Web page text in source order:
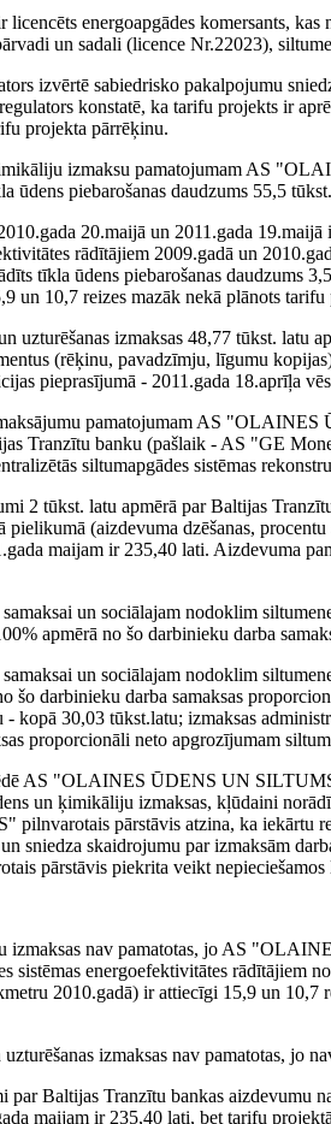
energoapgādes komersants, kas
un sadali (licence Nr.22023),
izvērtē sabiedrisko pakalpojumu
konstatē, ka tarifu projekts ir
projekta pārrēķinu.
izmaksu pamatojumam AS
ūdens piebarošanas daudzums 55,5
20.maijā un 2011.gada 19.maijā
rādītājiem 2009.gadā un
tīkla ūdens piebarošanas daudzums
un 10,7 reizes mazāk nekā plānots tarifu
uzturēšanas izmaksas 48,77 tūkst.
(rēķinu, pavadzīmju, līgumu
pieprasījumā - 2011.gada 18.aprīļa
pamatojumam AS
Tranzītu banku (pašlaik - AS "GE
siltumapgādes sistēmas
2 tūkst. latu apmērā par Baltijas
(aizdevuma dzēšanas,
maijam ir 235,40 lati. Aizdevuma
un sociālajam nodoklim
apmērā no šo darbinieku darba
un sociālajam nodoklim
šo darbinieku darba samaksas
kopā 30,03 tūkst.latu; izmaksas
proporcionāli neto apgrozījumam
AS "OLAINES ŪDENS UN
un ķimikāliju izmaksas, kļūdaini
pārstāvis atzina, ka iekārtu
sniedza skaidrojumu par izmaksām
pārstāvis piekrita veikt nepieciešamos
izmaksas nav pamatotas, jo AS
sistēmas energoefektivitātes rādītājiem
2010.gadā) ir attiecīgi 15,9 un 10,7
izmaksas nav pamatotas, jo
Baltijas Tranzītu bankas aizdevumu
maijam ir 235,40 lati, bet tarifu